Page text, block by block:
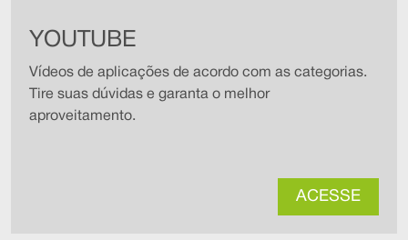
YOUTUBE
Vídeos de aplicações de acordo com as categorias.
Tire suas dúvidas e garanta o melhor
aproveitamento.
ACESSE